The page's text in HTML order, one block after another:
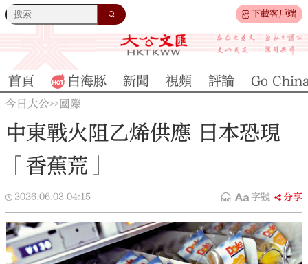
下載客戶端
首頁 白海豚 新聞 視頻 評論 Go
今日大公>> 國際
中東戰火阻乙烯供應 日本恐現
「香蕉荒」
2026.06.03 04:15 字號 分享